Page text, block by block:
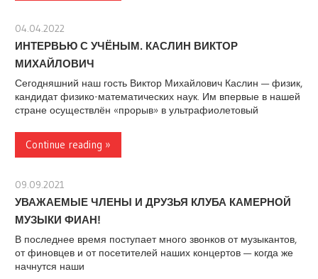
04.04.2022
ИНТЕРВЬЮ С УЧЁНЫМ. КАСЛИН ВИКТОР
МИХАЙЛОВИЧ
Сегодняшний наш гость Виктор Михайлович Каслин — физик,
кандидат физико-математических наук. Им впервые в нашей
стране осуществлён «прорыв» в ультрафиолетовый
Continue reading »
09.09.2021
УВАЖАЕМЫЕ ЧЛЕНЫ И ДРУЗЬЯ КЛУБА КАМЕРНОЙ
МУЗЫКИ ФИАН!
В последнее время поступает много звонков от музыкантов,
от финовцев и от посетителей наших концертов — когда же
начнутся наши